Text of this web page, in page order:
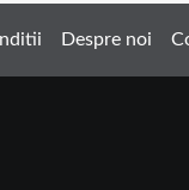
Despre noi